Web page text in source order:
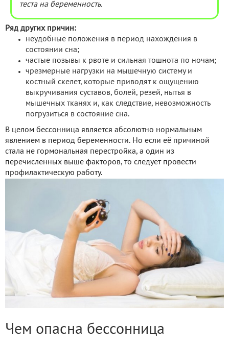
теста на беременность.
Ряд других причин:
неудобные положения в период нахождения в
состоянии сна;
частые позывы к рвоте и сильная тошнота по ночам;
чрезмерные нагрузки на мышечную систему и
костный скелет, которые приводят к ощущению
выкручивания суставов, болей, резей, нытья в
мышечных тканях и, как следствие, невозможность
погрузиться в состояние сна.
В целом бессонница является абсолютно нормальным
явлением в период беременности. Но если её причиной
стала не гормональная перестройка, а один из
перечисленных выше факторов, то следует провести
профилактическую работу.
Чем опасна бессонница